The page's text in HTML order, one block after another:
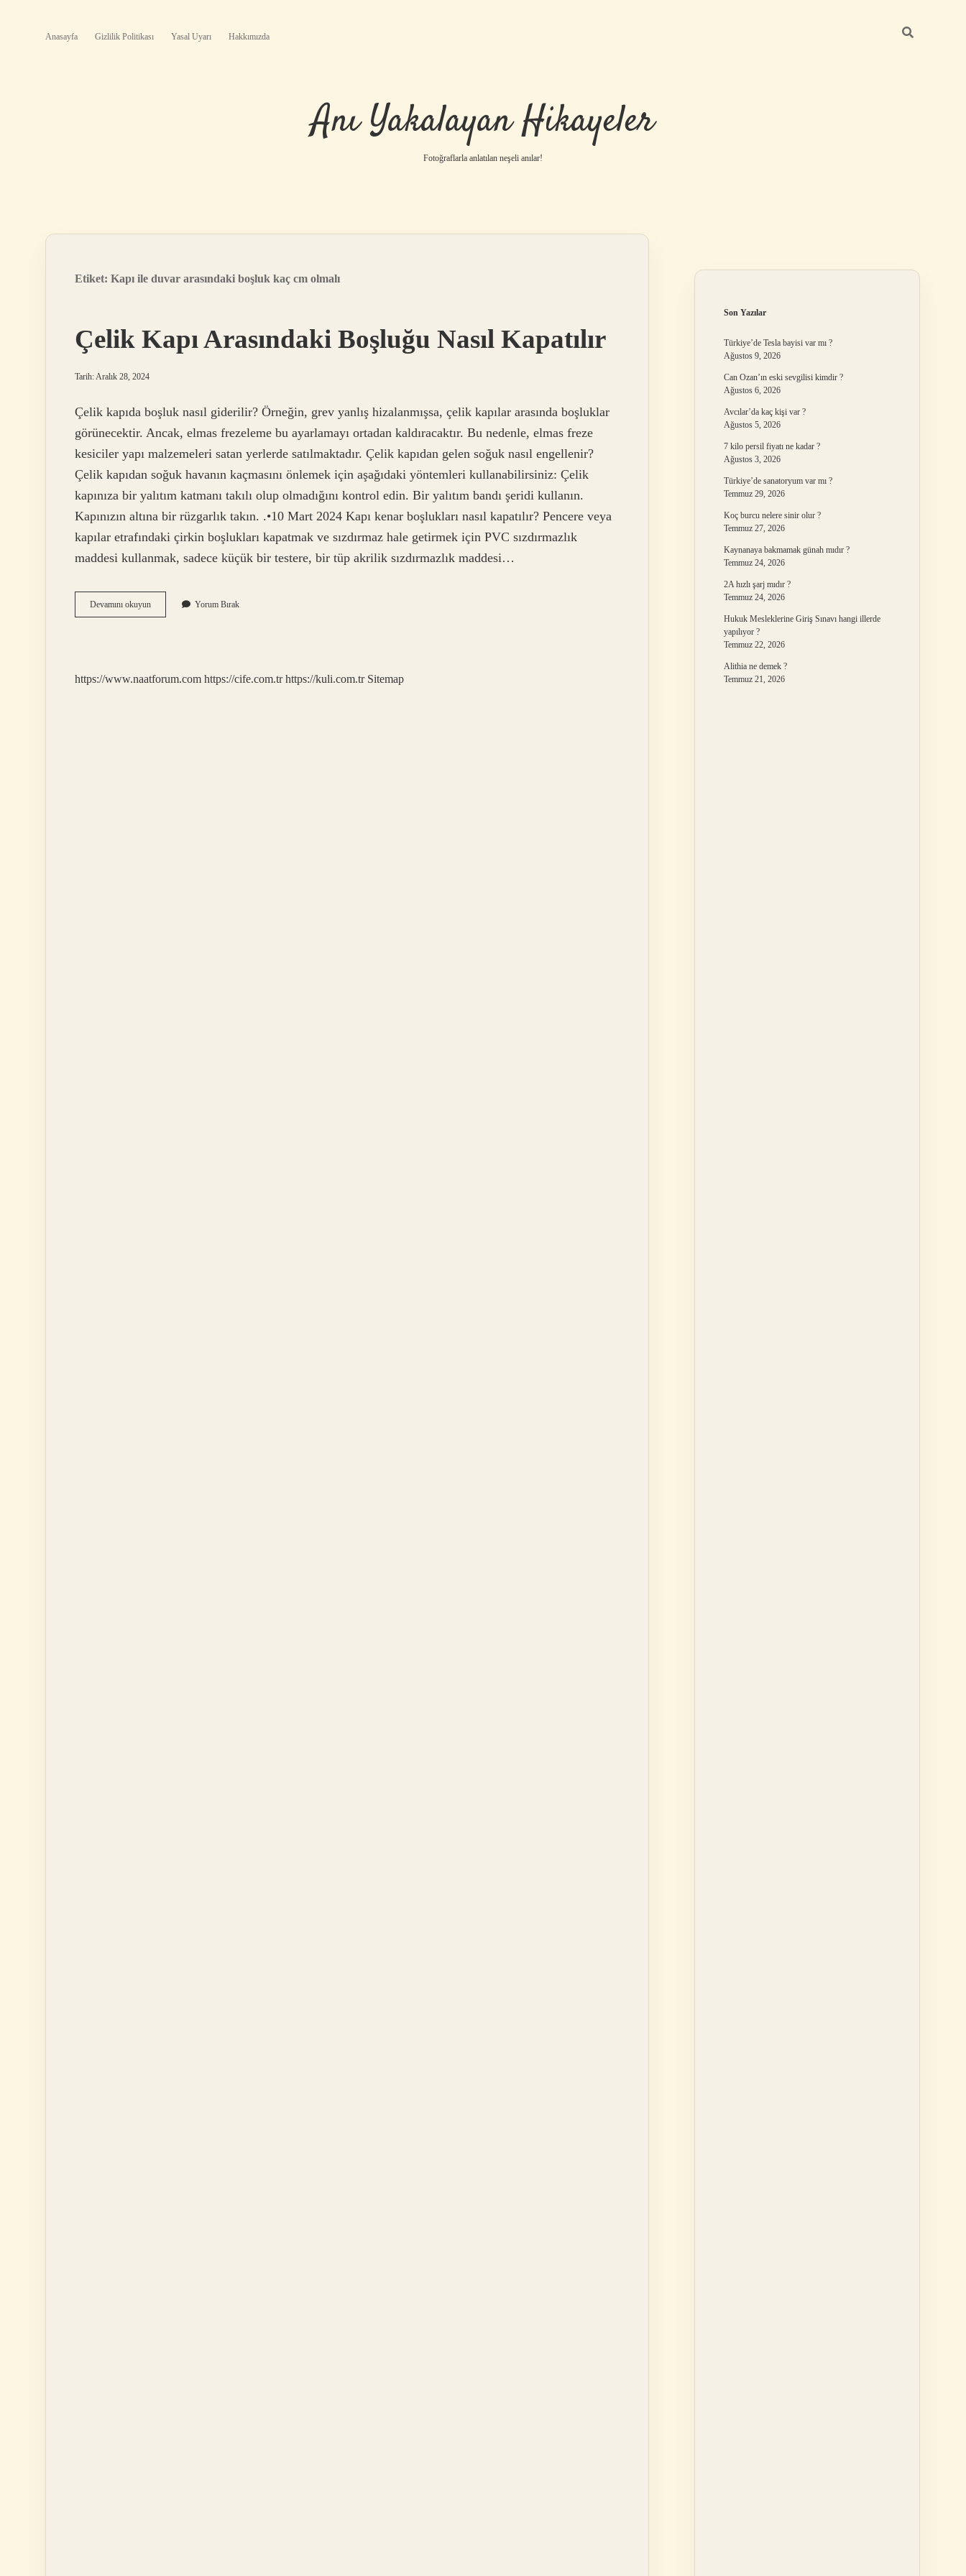
Anasayfa Gizlilik Politikası Yasal Uyarı Hakkımızda
Anı Yakalayan Hikayeler
Fotoğraflarla anlatılan neşeli anılar!
Etiket: Kapı ile duvar arasındaki boşluk kaç cm olmalı
Çelik Kapı Arasındaki Boşluğu Nasıl Kapatılır
Tarih: Aralık 28, 2024
Çelik kapıda boşluk nasıl giderilir? Örneğin, grev yanlış hizalanmışsa, çelik kapılar arasında boşluklar
görünecektir. Ancak, elmas frezeleme bu ayarlamayı ortadan kaldıracaktır. Bu nedenle, elmas freze
kesiciler yapı malzemeleri satan yerlerde satılmaktadır. Çelik kapıdan gelen soğuk nasıl engellenir?
Çelik kapıdan soğuk havanın kaçmasını önlemek için aşağıdaki yöntemleri kullanabilirsiniz: Çelik
kapınıza bir yalıtım katmanı takılı olup olmadığını kontrol edin. Bir yalıtım bandı şeridi kullanın.
Kapınızın altına bir rüzgarlık takın. .•10 Mart 2024 Kapı kenar boşlukları nasıl kapatılır? Pencere veya
kapılar etrafındaki çirkin boşlukları kapatmak ve sızdırmaz hale getirmek için PVC sızdırmazlık
maddesi kullanmak, sadece küçük bir testere, bir tüp akrilik sızdırmazlık maddesi…
Devamını okuyunÇelik
Kapı
Yorum Bırak
https://www.naatforum.com https://cife.com.tr https://kuli.com.tr Sitemap
Son Yazılar
Türkiye’de Tesla bayisi var mı ?
Ağustos 9, 2026
Can Ozan’ın eski sevgilisi kimdir ?
Ağustos 6, 2026
Avcılar’da kaç kişi var ?
Ağustos 5, 2026
7 kilo persil fiyatı ne kadar ?
Ağustos 3, 2026
Türkiye’de sanatoryum var mı ?
Temmuz 29, 2026
Koç burcu nelere sinir olur ?
Temmuz 27, 2026
Kaynanaya bakmamak günah mıdır ?
Temmuz 24, 2026
2A hızlı şarj mıdır ?
Temmuz 24, 2026
Hukuk Mesleklerine Giriş Sınavı hangi illerde
yapılıyor ?
Temmuz 22, 2026
Alithia ne demek ?
Temmuz 21, 2026